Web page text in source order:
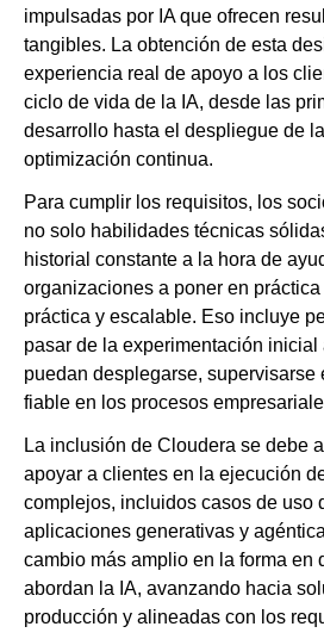
impulsadas por IA que ofrecen
tangibles. La obtención de esta
experiencia real de apoyo a los
ciclo de vida de la IA, desde las
desarrollo hasta el despliegue de
optimización continua.
Para cumplir los requisitos, los
no solo habilidades técnicas
historial constante a la hora de
organizaciones a poner en
práctica y escalable. Eso incluye
pasar de la experimentación inicial
puedan desplegarse, supervisarse
fiable en los procesos
La inclusión de Cloudera se debe
apoyar a clientes en la ejecución
complejos, incluidos casos de uso
aplicaciones generativas y
cambio más amplio en la forma en
abordan la IA, avanzando hacia
producción y alineadas con los